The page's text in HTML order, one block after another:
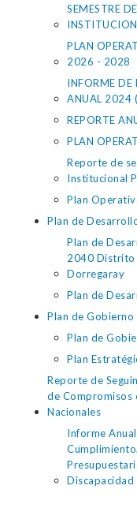
SEMESTRE
PLAN
2026 - 2028
INFORME
ANUAL 2024
REPORTE
PLAN
Reporte de
Institucional
Plan
Plan de
Plan de
2040 Distrito
Dorregaray
Plan de
Plan de Gobierno
Plan de
Plan
Reporte de
de Compromisos
Nacionales
Informe
Discapacidad